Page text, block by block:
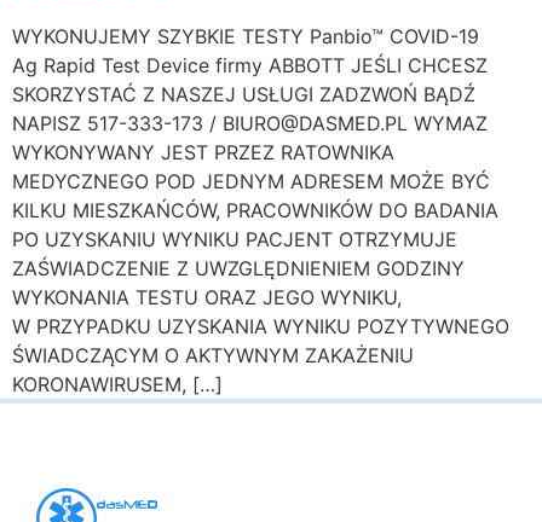
WYKONUJEMY SZYBKIE TESTY Panbio™ COVID-19
Ag Rapid Test Device firmy ABBOTT JEŚLI CHCESZ
SKORZYSTAĆ Z NASZEJ USŁUGI ZADZWOŃ BĄDŹ
NAPISZ 517-333-173 / BIURO@DASMED.PL WYMAZ
WYKONYWANY JEST PRZEZ RATOWNIKA
MEDYCZNEGO POD JEDNYM ADRESEM MOŻE BYĆ
KILKU MIESZKAŃCÓW, PRACOWNIKÓW DO BADANIA
PO UZYSKANIU WYNIKU PACJENT OTRZYMUJE
ZAŚWIADCZENIE Z UWZGLĘDNIENIEM GODZINY
WYKONANIA TESTU ORAZ JEGO WYNIKU,
W PRZYPADKU UZYSKANIA WYNIKU POZYTYWNEGO
ŚWIADCZĄCYM O AKTYWNYM ZAKAŻENIU
KORONAWIRUSEM, […]